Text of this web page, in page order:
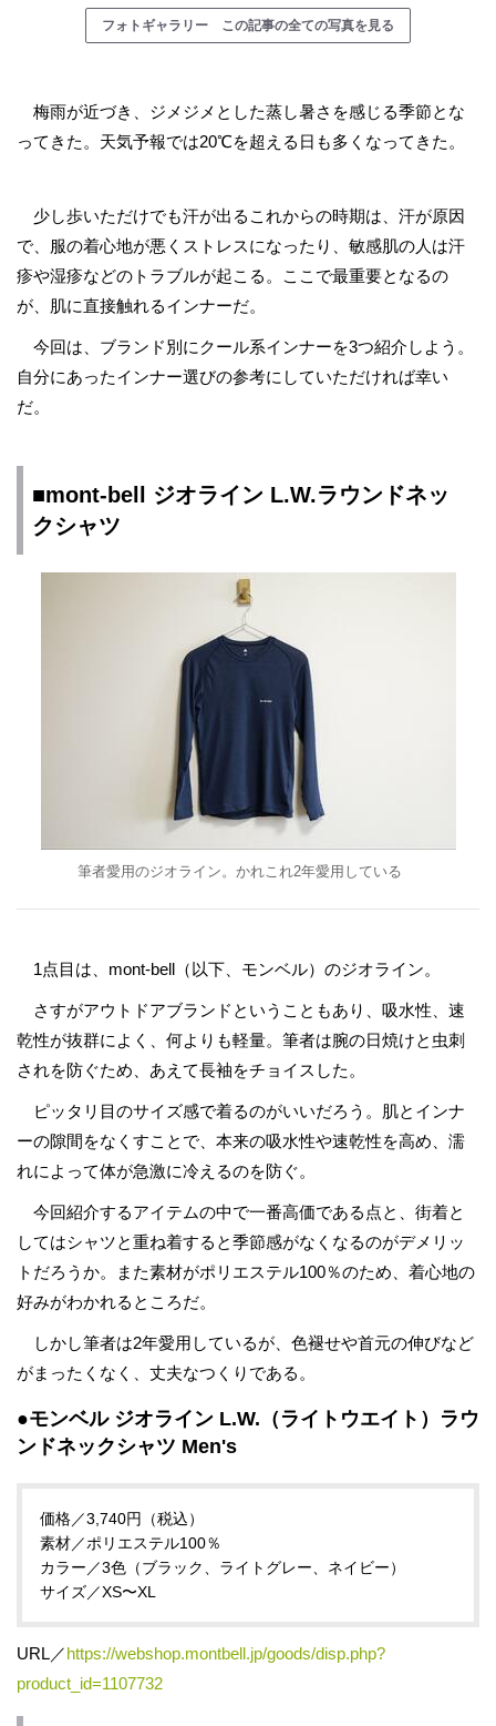
フォトギャラリー この記事の全ての写真を見る
梅雨が近づき、ジメジメとした蒸し暑さを感じる季節とな
ってきた。天気予報では20℃を超える日も多くなってきた。
少し歩いただけでも汗が出るこれからの時期は、汗が原因
で、服の着心地が悪くストレスになったり、敏感肌の人は汗
疹や湿疹などのトラブルが起こる。ここで最重要となるの
が、肌に直接触れるインナーだ。
今回は、ブランド別にクール系インナーを3つ紹介しよう。
自分にあったインナー選びの参考にしていただければ幸い
だ。
■mont-bell ジオライン L.W.ラウンドネッ
クシャツ
筆者愛用のジオライン。かれこれ2年愛用している
1点目は、mont-bell（以下、モンベル）のジオライン。
さすがアウトドアブランドということもあり、吸水性、速
乾性が抜群によく、何よりも軽量。筆者は腕の日焼けと虫刺
されを防ぐため、あえて長袖をチョイスした。
ピッタリ目のサイズ感で着るのがいいだろう。肌とインナ
ーの隙間をなくすことで、本来の吸水性や速乾性を高め、濡
れによって体が急激に冷えるのを防ぐ。
今回紹介するアイテムの中で一番高価である点と、街着と
してはシャツと重ね着すると季節感がなくなるのがデメリッ
トだろうか。また素材がポリエステル100％のため、着心地の
好みがわかれるところだ。
しかし筆者は2年愛用しているが、色褪せや首元の伸びなど
がまったくなく、丈夫なつくりである。
●モンベル ジオライン L.W.（ライトウエイト）ラウ
ンドネックシャツ Men's
価格／3,740円（税込）
素材／ポリエステル100％
カラー／3色（ブラック、ライトグレー、ネイビー）
サイズ／XS〜XL
URL／https://webshop.montbell.jp/goods/disp.php?
product_id=1107732